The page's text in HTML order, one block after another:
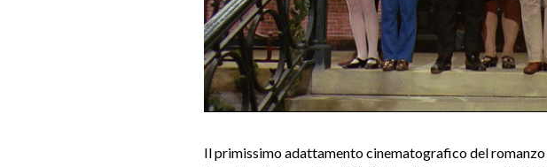
Il primissimo adattamento cinematografico del